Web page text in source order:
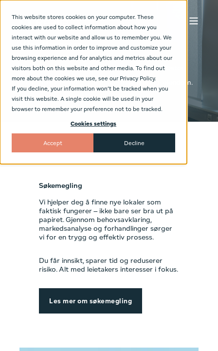
This website stores cookies on your computer. These
cookies are used to collect information about how you
interact with our website and allow us to remember you. We
use this information in order to improve and customize your
browsing experience and for analytics and metrics about our
visitors both on this website and other media. To find out
more about the cookies we use, see our Privacy Policy.
If you decline, your information won’t be tracked when you
visit this website. A single cookie will be used in your
browser to remember your preference not to be tracked.
Cookies settings
Accept Decline
Våre tjenester
Vi tilbyr et bredt utvalg av profesjonelle tjenester
som forenkler livet til leietakere av næringseiendom.
Søkemegling
Vi hjelper deg å finne nye lokaler som
faktisk fungerer – ikke bare ser bra ut på
papiret. Gjennom behovsavklaring,
markedsanalyse og forhandlinger sørger
vi for en trygg og effektiv prosess.
Du får innsikt, sparer tid og reduserer
risiko. Alt med leietakers interesser i fokus.
Les mer om søkemegling